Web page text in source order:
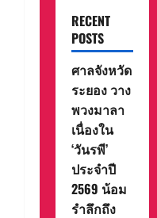
RECENT
POSTS
ศาลจังหวัด
ระยอง วาง
พวงมาลา
เนื่องใน
‘วันรพี’
ประจำปี
2569 น้อม
รำลึกถึง